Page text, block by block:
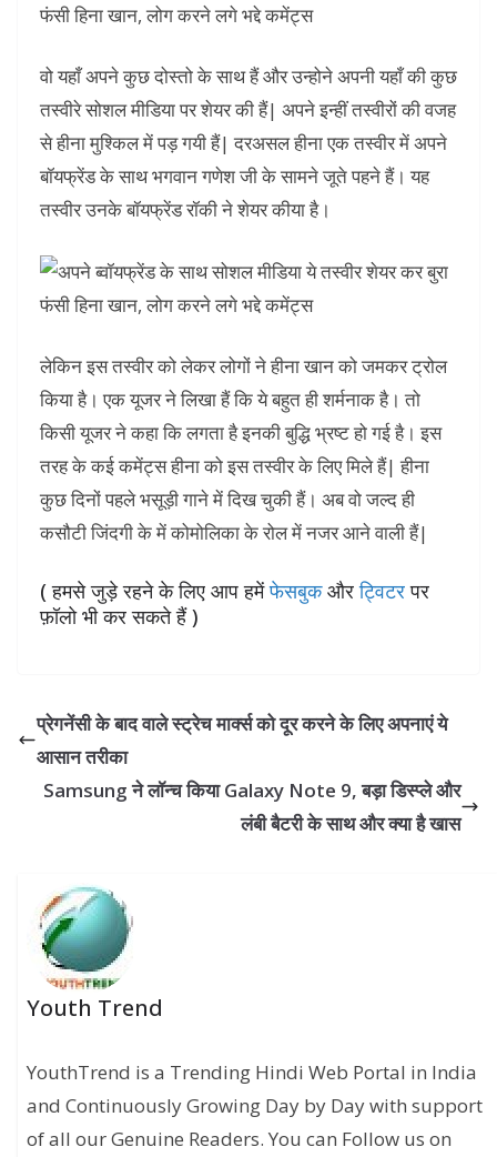
वो यहाँ अपने कुछ दोस्तो के साथ हैं और उन्होने अपनी यहाँ की कुछ
तस्वीरे सोशल मीडिया पर शेयर की हैं| अपने इन्हीं तस्वीरों की वजह
से हीना मुश्किल में पड़ गयी हैं| दरअसल हीना एक तस्वीर में अपने
बॉयफ्रेंड के साथ भगवान गणेश जी के सामने जूते पहने हैं। यह
तस्वीर उनके बॉयफ्रेंड रॉकी ने शेयर कीया है।
लेकिन इस तस्वीर को लेकर लोगों ने हीना खान को जमकर ट्रोल
किया है। एक यूजर ने लिखा हैं कि ये बहुत ही शर्मनाक है। तो
किसी यूजर ने कहा कि लगता है इनकी बुद्धि भ्रष्ट हो गई है। इस
तरह के कई कमेंट्स हीना को इस तस्वीर के लिए मिले हैं| हीना
कुछ दिनों पहले भसूड़ी गाने में दिख चुकी हैं। अब वो जल्द ही
कसौटी जिंदगी के में कोमोलिका के रोल में नजर आने वाली हैं|
( हमसे जुड़े रहने के लिए आप हमेंफेसबुकऔरट्विटरपर
फ़ॉलो भी कर सकते हैं )
प्रेगनेंसी के बाद वाले स्ट्रेच मार्क्स को दूर करने के लिए अपनाएं ये
आसान तरीका
Samsung ने लॉन्च किया Galaxy Note 9, बड़ा डिस्प्ले और
लंबी बैटरी के साथ और क्या है खास
Youth Trend
YouthTrend is a Trending Hindi Web Portal in India
and Continuously Growing Day by Day with support
of all our Genuine Readers. You can Follow us on